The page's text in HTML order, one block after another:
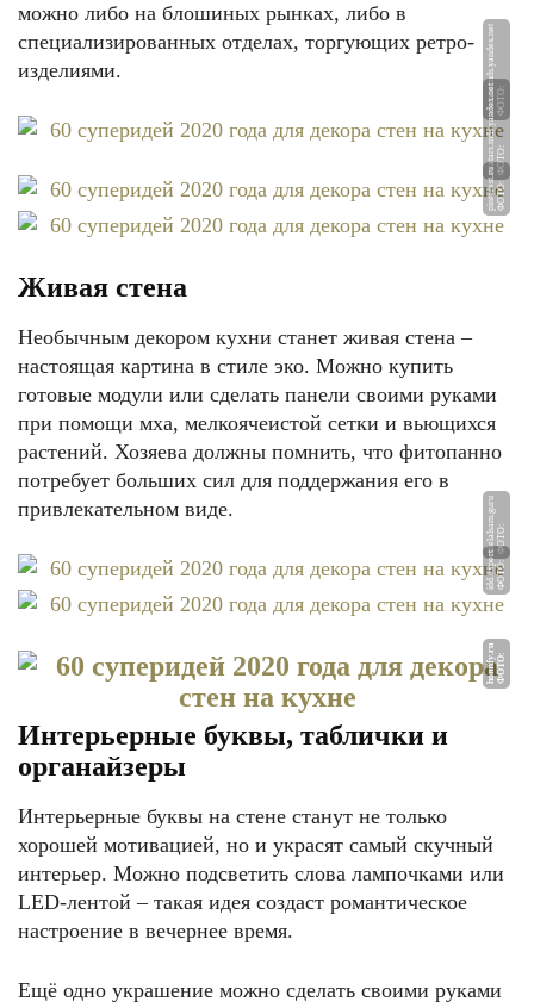
можно либо на блошиных рынках, либо в
специализированных отделах, торгующих ретро-
изделиями.
Ф
О
Т
О:
a
v
at
a
r
s.
m
d
s.
y
a
n
d
e
x.
n
et
Ф
О
Т
О:
a
v
at
a
r
s.
m
d
s.
y
a
n
d
e
x.
n
et
Ф
О
Т
О:
pi
nt
e
r
e
st.
r
u
Живая стена
Необычным декором кухни станет живая стена –
настоящая картина в стиле эко. Можно купить
готовые модули или сделать панели своими руками
при помощи мха, мелкоячеистой сетки и вьющихся
растений. Хозяева должны помнить, что фитопанно
потребует больших сил для поддержания его в
привлекательном виде.
Ф
О
Т
О:
s
d
el
al
s
a
m.
g
u
r
u
Ф
О
Т
О:
i
d
d.
e
x
p
e
rt
Ф
О
Т
О
:
h
o
mi
f
y.
r
u
Интерьерные буквы, таблички и
органайзеры
Интерьерные буквы на стене станут не только
хорошей мотивацией, но и украсят самый скучный
интерьер. Можно подсветить слова лампочками или
LED-лентой – такая идея создаст романтическое
настроение в вечернее время.
Ещё одно украшение можно сделать своими руками